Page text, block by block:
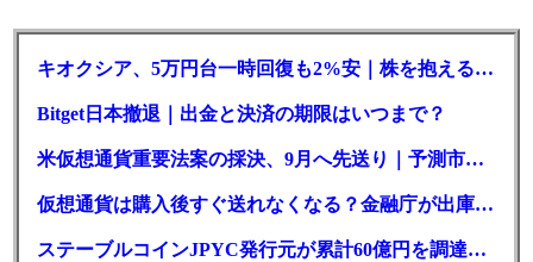
キオクシア、5万円台一時回復も2%安｜株を抱える東芝は純利益30倍
Bitget日本撤退｜出金と決済の期限はいつまで？
米仮想通貨重要法案の採決、9月へ先送り｜予測市場の成立確率は14%に
仮想通貨は購入後すぐ送れなくなる？金融庁が出庫制限を要請
ステーブルコインJPYC発行元が累計60億円を調達、物流大手も出資参画